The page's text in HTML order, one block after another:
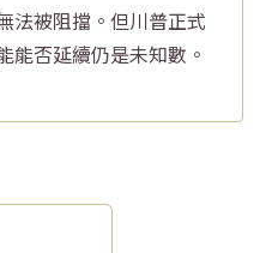
法被阻擋。但川普正式
能否延續仍是未知數。